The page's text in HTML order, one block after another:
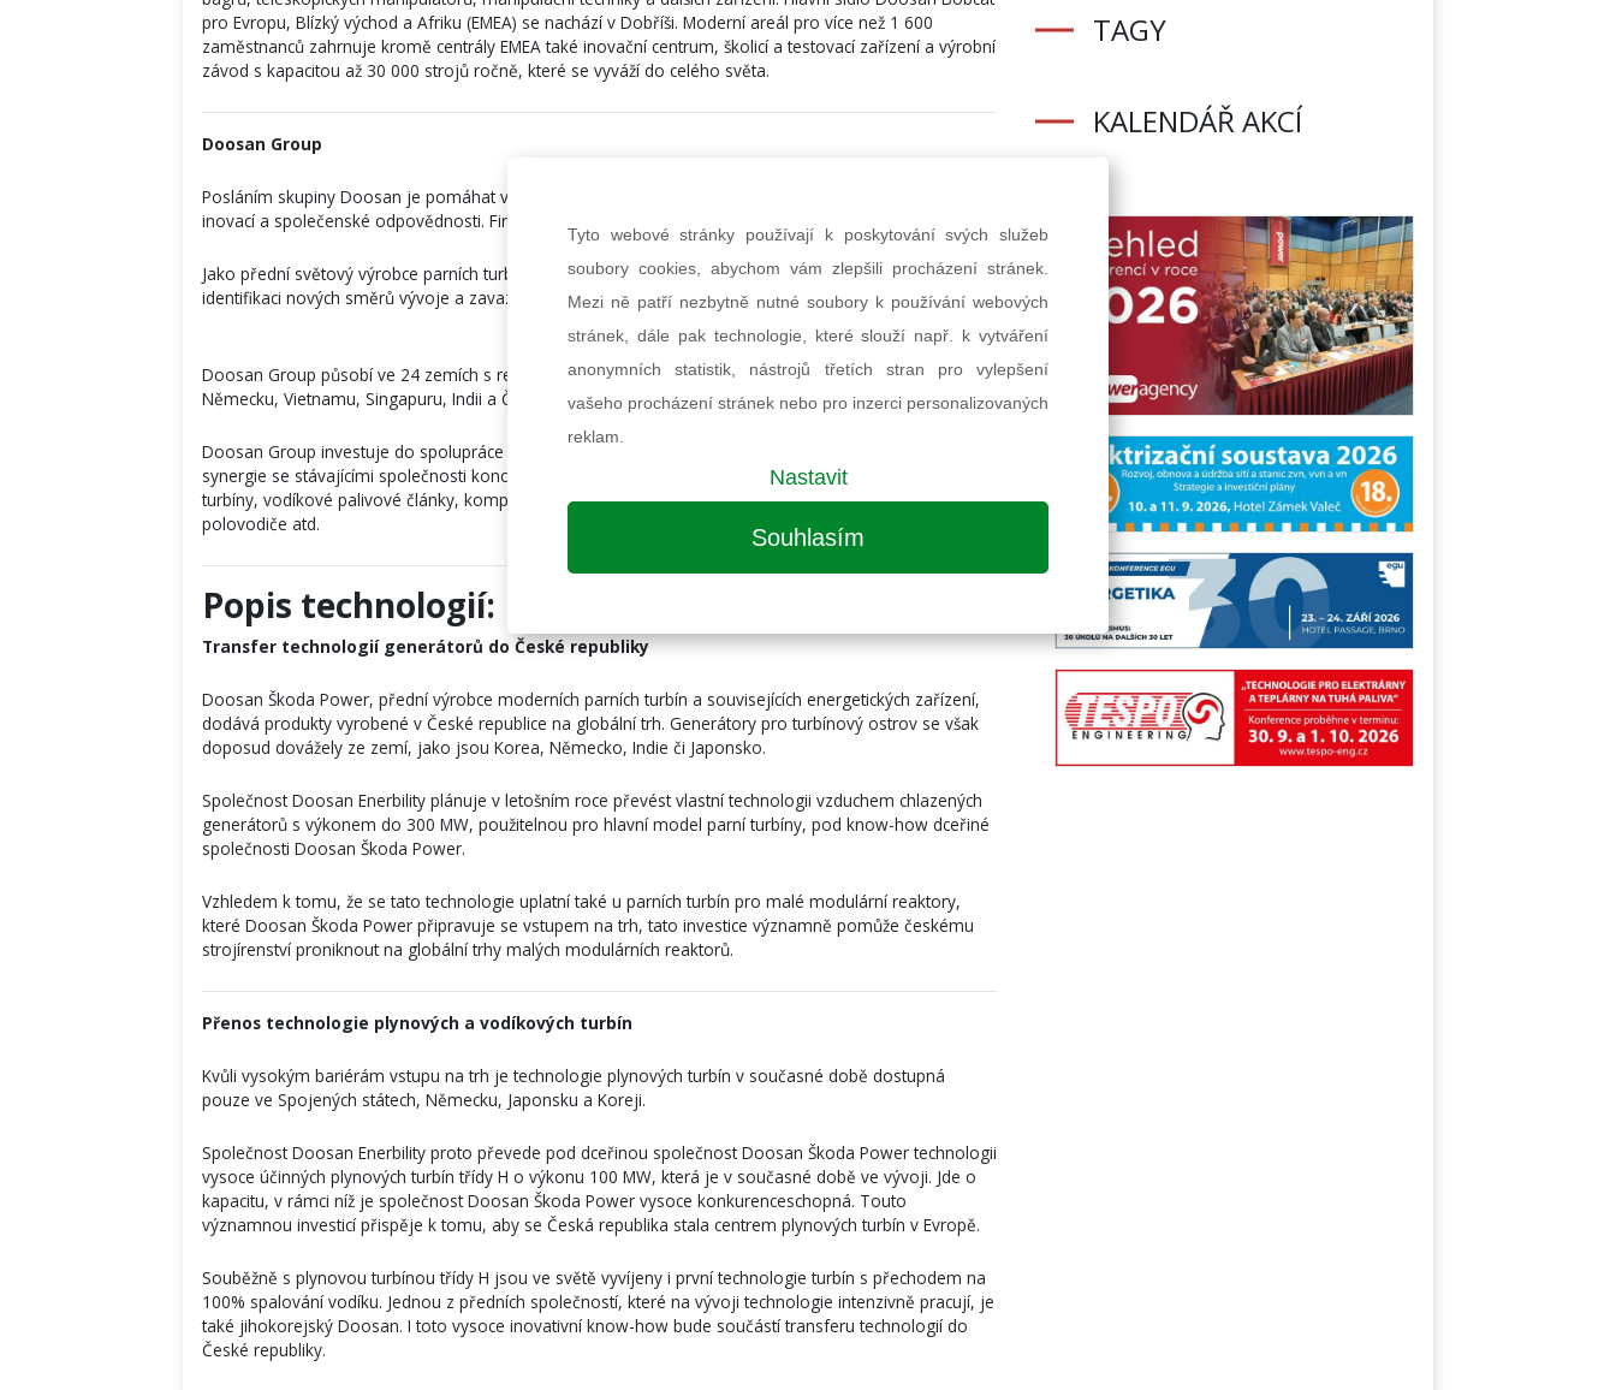
pro Evropu, Blízký východ a Afriku (EMEA) se nachází v Dobříši. Moderní areál pro více než 1 600
zaměstnanců zahrnuje kromě centrály EMEA také inovační centrum, školicí a testovací zařízení a výrobní
závod s kapacitou až 30 000 strojů ročně, které se vyváží do celého světa.
Doosan Group
Posláním skupiny Doosan je pomáhat v rozvoji a zlepšování kvality života společnosti prostřednictvím
inovací a společenské odpovědnosti. Firma založená v roce 1896 sídlí v jihokorejském Soulu.
Jako přední světový výrobce parních turbín, chytrých strojů a polovodičů, pokračuje Doosan v globální
identifikaci nových směrů vývoje a zavazuje se k realizaci technických inovací v oblasti svého podnikání.
Doosan Group působí ve 24 zemích s regionálními centrálami v USA, Japonsku, Velké Británii, Číně,
Německu, Vietnamu, Singapuru, Indii a České republice.
Doosan Group investuje do spolupráce se světovými firmami, které mají inovativní technologie nebo
synergie se stávajícími společnosti koncernu Doosan, jako jsou zařízení jaderných elektráren, plynové
turbíny, vodíkové palivové články, kompaktní zařízení, kolaborativní roboty, elektromateriály a
polovodiče atd.
Popis technologií:
Transfer technologií generátorů do České republiky
Doosan Škoda Power, přední výrobce moderních parních turbín a souvisejících energetických zařízení,
dodává produkty vyrobené v České republice na globální trh. Generátory pro turbínový ostrov se však
doposud dovážely ze zemí, jako jsou Korea, Německo, Indie či Japonsko.
Společnost Doosan Enerbility plánuje v letošním roce převést vlastní technologii vzduchem chlazených
generátorů s výkonem do 300 MW, použitelnou pro hlavní model parní turbíny, pod know-how dceřiné
společnosti Doosan Škoda Power.
Vzhledem k tomu, že se tato technologie uplatní také u parních turbín pro malé modulární reaktory,
které Doosan Škoda Power připravuje se vstupem na trh, tato investice významně pomůže českému
strojírenství proniknout na globální trhy malých modulárních reaktorů.
Přenos technologie plynových a vodíkových turbín
Kvůli vysokým bariérám vstupu na trh je technologie plynových turbín v současné době dostupná
pouze ve Spojených státech, Německu, Japonsku a Koreji.
Společnost Doosan Enerbility proto převede pod dceřinou společnost Doosan Škoda Power technologii
vysoce účinných plynových turbín třídy H o výkonu 100 MW, která je v současné době ve vývoji. Jde o
kapacitu, v rámci níž je společnost Doosan Škoda Power vysoce konkurenceschopná. Touto
významnou investicí přispěje k tomu, aby se Česká republika stala centrem plynových turbín v Evropě.
Souběžně s plynovou turbínou třídy H jsou ve světě vyvíjeny i první technologie turbín s přechodem na
100% spalování vodíku. Jednou z předních společností, které na vývoji technologie intenzivně pracují, je
také jihokorejský Doosan. I toto vysoce inovativní know-how bude součástí transferu technologií do
České republiky.
TAGY
KALENDÁŘ AKCÍ
Tyto webové stránky používají k poskytování svých služeb
soubory cookies, abychom vám zlepšili procházení stránek.
Mezi ně patří nezbytně nutné soubory k používání webových
stránek, dále pak technologie, které slouží např. k vytváření
anonymních statistik, nástrojů třetích stran pro vylepšení
vašeho procházení stránek nebo pro inzerci personalizovaných
reklam.
Nastavit
Souhlasím